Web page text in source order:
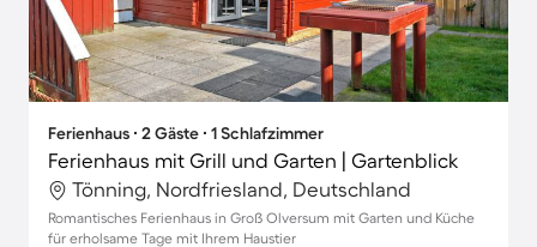
Ferienhaus ∙ 2 Gäste ∙ 1 Schlafzimmer
Ferienhaus mit Grill und Garten | Gartenblick
Tönning, Nordfriesland, Deutschland
Romantisches Ferienhaus in Groß Olversum mit Garten und Küche
für erholsame Tage mit Ihrem Haustier